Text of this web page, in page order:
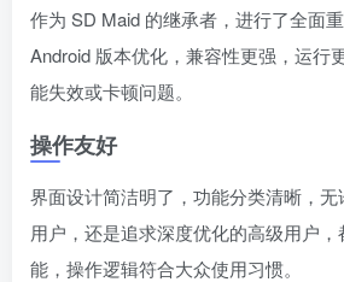
作为 SD Maid 的继承者，进行了全面
Android 版本优化，兼容性更强，运行
能失效或卡顿问题。
操作友好
界面设计简洁明了，功能分类清晰，
用户，还是追求深度优化的高级用户
能，操作逻辑符合大众使用习惯。